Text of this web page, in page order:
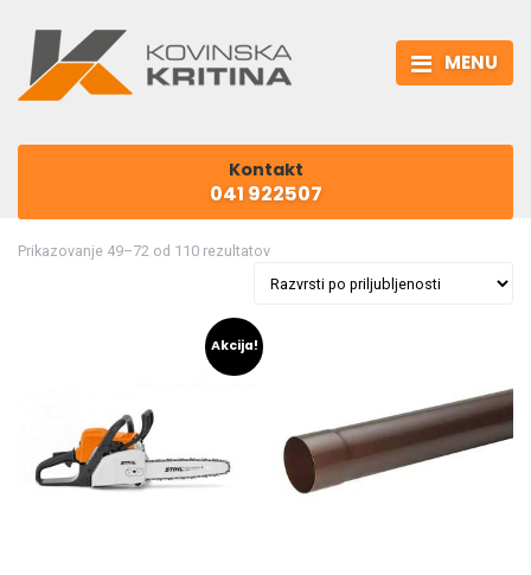
MENU
Kontakt
041 922507
Prikazovanje 49–72 od 110 rezultatovRazvrščeno po priljubljenosti
Akcija!